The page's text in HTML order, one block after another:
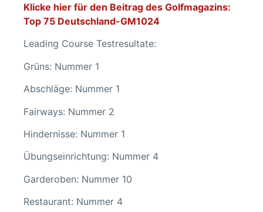
Klicke hier für den Beitrag des Golfmagazins:
Top 75 Deutschland-GM1024
Leading Course Testresultate:
Grüns: Nummer 1
Abschläge: Nummer 1
Fairways: Nummer 2
Hindernisse: Nummer 1
Übungseinrichtung: Nummer 4
Garderoben: Nummer 10
Restaurant: Nummer 4